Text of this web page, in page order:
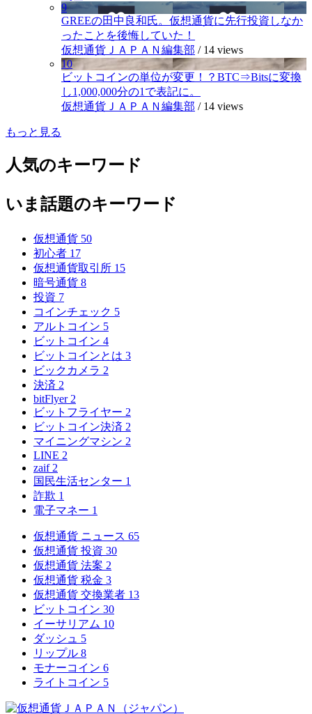
9
GREEの田中良和氏。仮想通貨に先行投資しなか
ったことを後悔していた！
仮想通貨ＪＡＰＡＮ編集部 / 14 views
10
ビットコインの単位が変更！？BTC⇒Bitsに変換
し1,000,000分の1で表記に。
仮想通貨ＪＡＰＡＮ編集部 / 14 views
もっと見る
人気のキーワード
いま話題のキーワード
仮想通貨 50
初心者 17
仮想通貨取引所 15
暗号通貨 8
投資 7
コインチェック 5
アルトコイン 5
ビットコイン 4
ビットコインとは 3
ビックカメラ 2
決済 2
bitFlyer 2
ビットフライヤー 2
ビットコイン決済 2
マイニングマシン 2
LINE 2
zaif 2
国民生活センター 1
詐欺 1
電子マネー 1
仮想通貨 ニュース 65
仮想通貨 投資 30
仮想通貨 法案 2
仮想通貨 税金 3
仮想通貨 交換業者 13
ビットコイン 30
イーサリアム 10
ダッシュ 5
リップル 8
モナーコイン 6
ライトコイン 5